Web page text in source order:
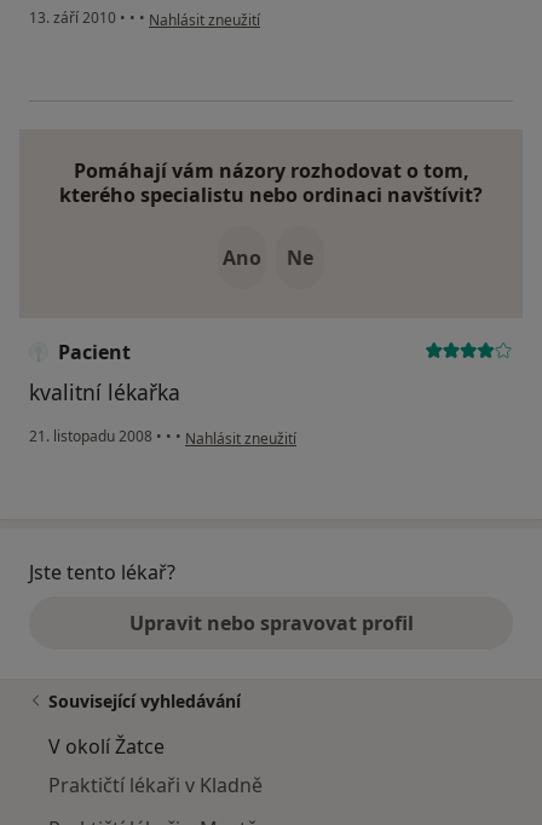
13. září 2010 • • • podle názoru uživatele Váš účet byl odstraněn
Nahlásit zneužití
Pomáhají vám názory rozhodovat o tom,
kterého specialistu nebo ordinaci navštívit?
Ano Ne
Pacient
kvalitní lékařka
21. listopadu 2008 • • • podle názoru uživatele Pacient
Nahlásit zneužití
Jste tento lékař?
Upravit nebo spravovat profil
Související vyhledávání
V okolí Žatce
Praktičtí lékaři v Kladně